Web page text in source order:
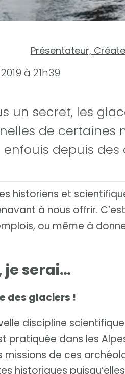
Présentateur,
à 21h39
un secret, les
de certaines
depuis
historiens et
à nous offrir.
ou même à
je serai…
des glaciers !
discipline
pratiquée dans les
missions de ces
historiques